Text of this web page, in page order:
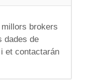
brokers
dades de
i et contactarán